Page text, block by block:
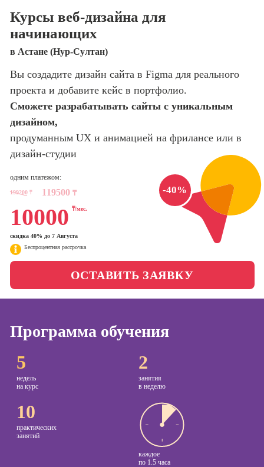
Школа дизайна
Школа нейросетей и
Школа психологии
Школа актерского
мастерства
управления
Фотошкола
Школа медиа
Онлайн-обучение
сайтов)
Интернет-
Профессия
маркетингу в
социальных
сетях (SMM-
менеджер)
Профессия
Специалист по
таргетингу
Курсы
Курсы веб-дизайна для
начинающих
в Астане (Нур-Султан)
Вы создадите дизайн сайта в Figma для реального
проекта и добавите кейс в портфолио.
Сможете разрабатывать сайты с уникальным
дизайном,
продуманным UX и анимацией на фрилансе или в
дизайн-студии
-40%
одним платежом:
199200 ₸ 119500 ₸
10000 ₸/мес.
скидка 40% до 7 Августа
Беспроцентная рассрочка
ОСТАВИТЬ ЗАЯВКУ
Программа обучения
5
недель
на курс
2
занятия
в неделю
10
практических
занятий
каждое
по 1.5 часа